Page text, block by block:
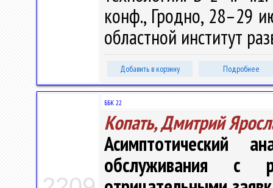
конф., Гродно, 28–29
областной институт
Добавить в корзину Подробнее
ББК 22
Копать, Дмитрий
Асимптотический
обслуживания с